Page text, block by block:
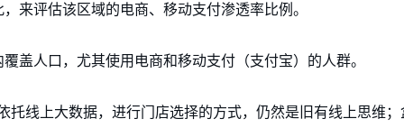
来评估该区域的电商、移动支付渗透率比例。
盖人口，尤其使用电商和移动支付（支付宝）的人群。
托线上大数据，进行门店选择的方式，仍然是旧有线上思维